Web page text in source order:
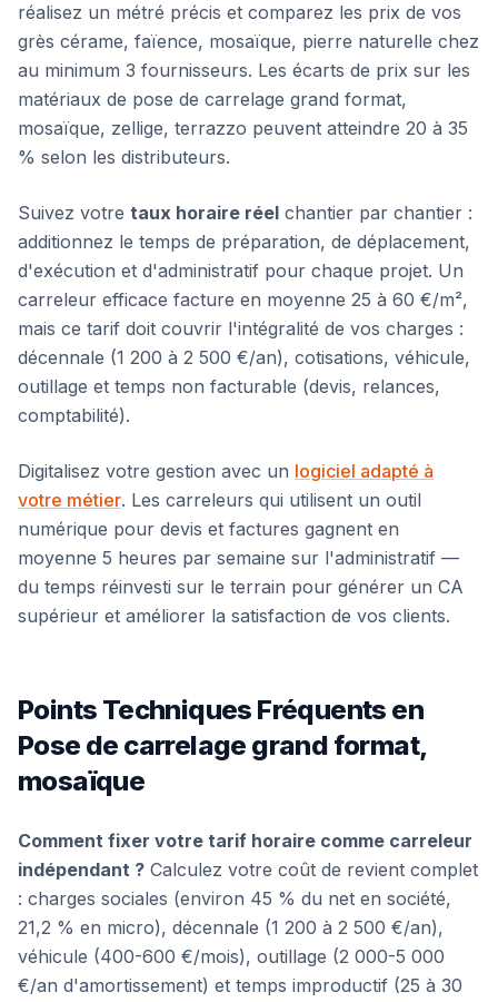
réalisez un métré précis et comparez les prix de vos
grès cérame, faïence, mosaïque, pierre naturelle chez
au minimum 3 fournisseurs. Les écarts de prix sur les
matériaux de pose de carrelage grand format,
mosaïque, zellige, terrazzo peuvent atteindre 20 à 35
% selon les distributeurs.
Suivez votre taux horaire réel chantier par chantier :
additionnez le temps de préparation, de déplacement,
d'exécution et d'administratif pour chaque projet. Un
carreleur efficace facture en moyenne 25 à 60 €/m²,
mais ce tarif doit couvrir l'intégralité de vos charges :
décennale (1 200 à 2 500 €/an), cotisations, véhicule,
outillage et temps non facturable (devis, relances,
comptabilité).
Digitalisez votre gestion avec un logiciel adapté à
votre métier. Les carreleurs qui utilisent un outil
numérique pour devis et factures gagnent en
moyenne 5 heures par semaine sur l'administratif —
du temps réinvesti sur le terrain pour générer un CA
supérieur et améliorer la satisfaction de vos clients.
Points Techniques Fréquents en
Pose de carrelage grand format,
mosaïque
Comment fixer votre tarif horaire comme carreleur
indépendant ? Calculez votre coût de revient complet
: charges sociales (environ 45 % du net en société,
21,2 % en micro), décennale (1 200 à 2 500 €/an),
véhicule (400-600 €/mois), outillage (2 000-5 000
€/an d'amortissement) et temps improductif (25 à 30